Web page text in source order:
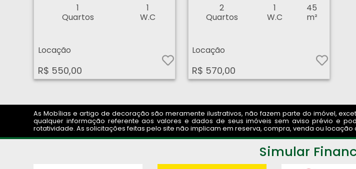
1
Quartos
1
W.C
Locação
R$ 550,00
2
Quartos
1
W.C
45
m²
Locação
R$ 570,00
As Mobílias e artigo de decoração são meramente ilustrativos, não fazem parte do imóvel,
qualquer informação referente aos valores e dados de seus imóveis sem aviso prévio e
rotatividade. As solicitações feitas pelo site não implicam em reserva, compra, venda ou locação
Simular